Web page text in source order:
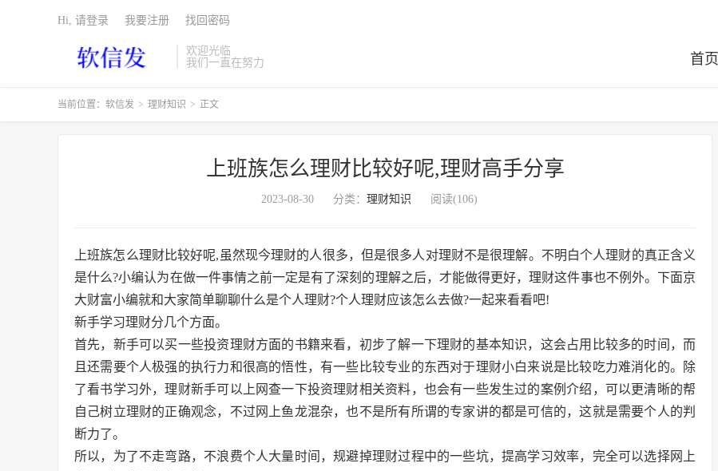
欢迎光临
我们一直在努力
首页
Hi, 请登录 我要注册 找回密码
当前位置： 软信发 > 理财知识 > 正文
上班族怎么理财比较好呢,理财高手分享
2023-08-30 分类： 理财知识 阅读(106)
上班族怎么理财比较好呢,虽然现今理财的人很多，但是很多人对理财不是很理解。不明白个人理财的真正含义
是什么?小编认为在做一件事情之前一定是有了深刻的理解之后，才能做得更好，理财这件事也不例外。下面京
大财富小编就和大家简单聊聊什么是个人理财?个人理财应该怎么去做?一起来看看吧!
新手学习理财分几个方面。
首先，新手可以买一些投资理财方面的书籍来看，初步了解一下理财的基本知识，这会占用比较多的时间，而
且还需要个人极强的执行力和很高的悟性，有一些比较专业的东西对于理财小白来说是比较吃力难消化的。除
了看书学习外，理财新手可以上网查一下投资理财相关资料，也会有一些发生过的案例介绍，可以更清晰的帮
自己树立理财的正确观念，不过网上鱼龙混杂，也不是所有所谓的专家讲的都是可信的，这就是需要个人的判
断力了。
所以，为了不走弯路，不浪费个人大量时间，规避掉理财过程中的一些坑，提高学习效率，完全可以选择网上